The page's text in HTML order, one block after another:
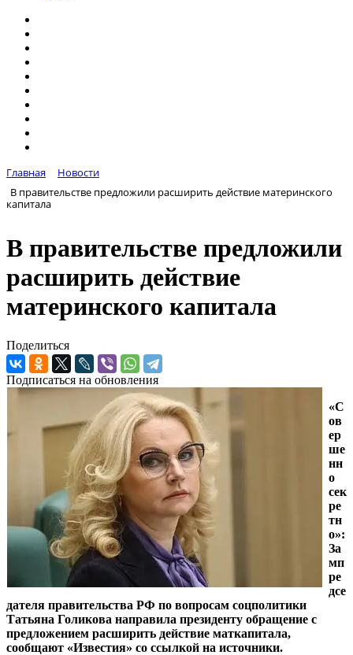
Главная
Новости
В правительстве предложили расширить действие материнского
капитала
В правительстве предложили
расширить действие
материнского капитала
Поделиться
Подписаться на обновления
«С
ов
ер
ше
нн
о
сек
ре
тн
о»:
За
мп
ре
дсе
дателя правительства РФ по вопросам соцполитики
Татьяна Голикова направила президенту обращение с
предложением расширить действие маткапитала,
сообщают «Известия» со ссылкой на источники.